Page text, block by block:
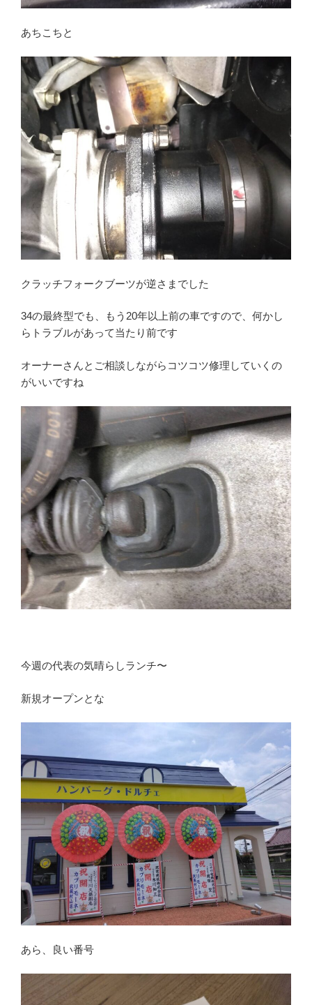
あちこちと
クラッチフォークブーツが逆さまでした
34の最終型でも、もう20年以上前の車ですので、何かし
らトラブルがあって当たり前です
オーナーさんとご相談しながらコツコツ修理していくの
がいいですね
今週の代表の気晴らしランチ〜
新規オープンとな
あら、良い番号